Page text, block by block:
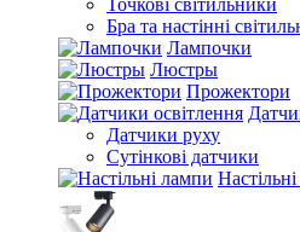
Точкові світильники
Бра та настінні
Лампочки
Люстры
Прожектори
Датчики руху
Сутінкові датчики